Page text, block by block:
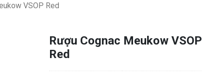
VSOP Red
Rượu Cognac Meukow VSOP
Red